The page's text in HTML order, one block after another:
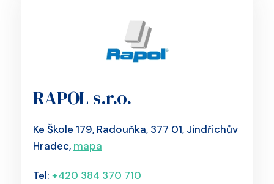
RAPOL s.r.o.
Ke Škole 179, Radouňka, 377 01, Jindřichův
Hradec, mapa
Tel: +420 384 370 710